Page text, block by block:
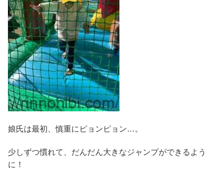
娘氏は最初、慎重にピョンピョン…。
少しずつ慣れて、だんだん大きなジャンプができるよう
に！